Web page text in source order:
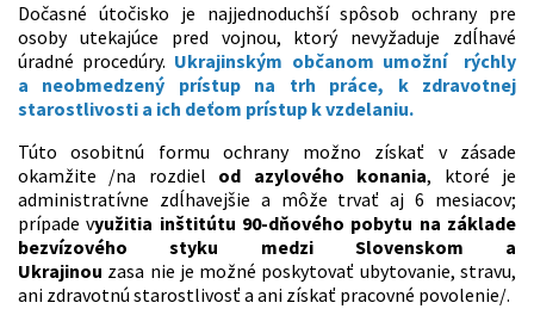
Dočasné útočisko je najjednoduchší spôsob ochrany pre
osoby utekajúce pred vojnou, ktorý nevyžaduje zdĺhavé
úradné procedúry. Ukrajinským občanom umožní rýchly
a neobmedzený prístup na trh práce, k zdravotnej
starostlivosti a ich deťom prístup k vzdelaniu.
Túto osobitnú formu ochrany možno získať v zásade
okamžite /na rozdiel od azylového konania, ktoré je
administratívne zdĺhavejšie a môže trvať aj 6 mesiacov;
prípade využitia inštitútu 90-dňového pobytu na základe
bezvízového styku medzi Slovenskom a
Ukrajinou zasa nie je možné poskytovať ubytovanie, stravu,
ani zdravotnú starostlivosť a ani získať pracovné povolenie/.